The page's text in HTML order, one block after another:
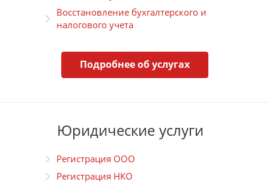
Восстановление бухгалтерского и
налогового учета
Подробнее об услугах
Юридические услуги
Регистрация ООО
Регистрация НКО